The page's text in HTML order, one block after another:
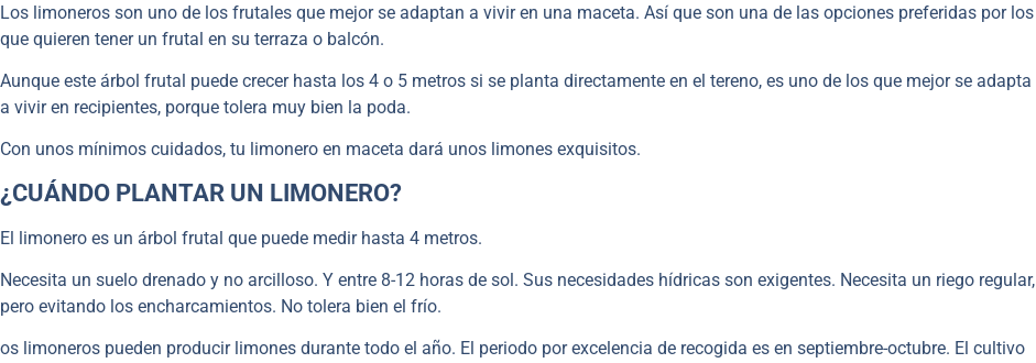
Los limoneros son uno de los frutales que mejor se adaptan a vivir en una maceta. Así que son una de las opciones preferidas por los
que quieren tener un frutal en su terraza o balcón.
Aunque este árbol frutal puede crecer hasta los 4 o 5 metros si se planta directamente en el tereno, es uno de los que mejor se adapta
a vivir en recipientes, porque tolera muy bien la poda.
Con unos mínimos cuidados, tu limonero en maceta dará unos limones exquisitos.
¿CUÁNDO PLANTAR UN LIMONERO?
El limonero es un árbol frutal que puede medir hasta 4 metros.
Necesita un suelo drenado y no arcilloso. Y entre 8-12 horas de sol. Sus necesidades hídricas son exigentes. Necesita un riego regular,
pero evitando los encharcamientos. No tolera bien el frío.
os limoneros pueden producir limones durante todo el año. El periodo por excelencia de recogida es en septiembre-octubre. El cultivo